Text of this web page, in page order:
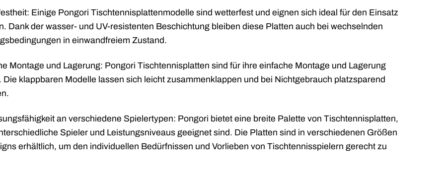
Einige Pongori Tischtennisplattenmodelle sind wetterfest und eignen sich ideal für den Einsatz
Dank der wasser- und UV-resistenten Beschichtung bleiben diese Platten auch bei wechselnden
in einwandfreiem Zustand.
Montage und Lagerung: Pongori Tischtennisplatten sind für ihre einfache Montage und Lagerung
Die klappbaren Modelle lassen sich leicht zusammenklappen und bei Nichtgebrauch platzsparend
an verschiedene Spielertypen: Pongori bietet eine breite Palette von Tischtennisplatten,
Spieler und Leistungsniveaus geeignet sind. Die Platten sind in verschiedenen Größen
erhältlich, um den individuellen Bedürfnissen und Vorlieben von Tischtennisspielern gerecht zu